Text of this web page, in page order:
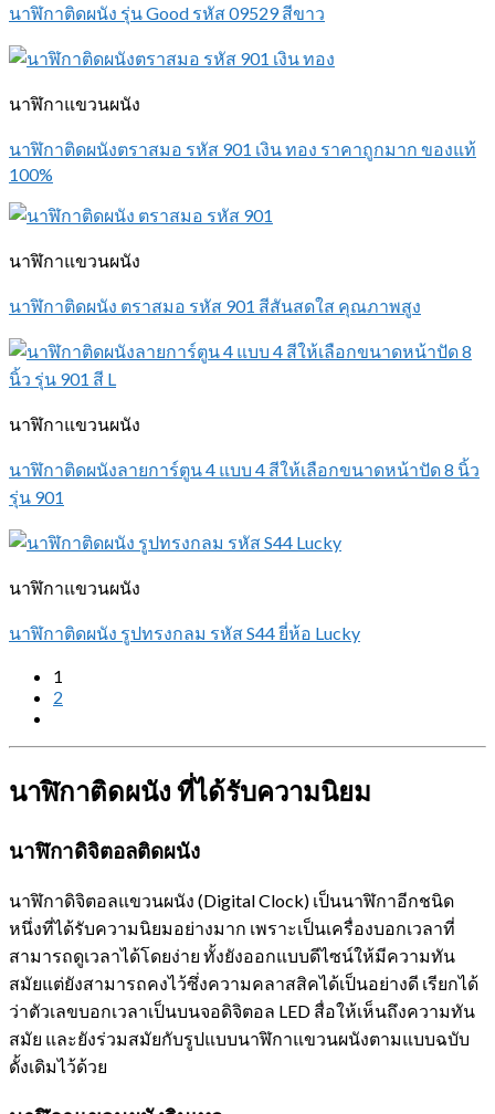
นาฬิกาติดผนัง รุ่น Good รหัส 09529 สีขาว
นาฬิกาแขวนผนัง
นาฬิกาติดผนังตราสมอ รหัส 901 เงิน ทอง ราคาถูกมาก ของแท้
100%
นาฬิกาแขวนผนัง
นาฬิกาติดผนัง ตราสมอ รหัส 901 สีสันสดใส คุณภาพสูง
นาฬิกาแขวนผนัง
นาฬิกาติดผนังลายการ์ตูน 4 แบบ 4 สีให้เลือกขนาดหน้าปัด 8 นิ้ว
รุ่น 901
นาฬิกาแขวนผนัง
นาฬิกาติดผนัง รูปทรงกลม รหัส S44 ยี่ห้อ Lucky
1
2
นาฬิกาติดผนัง ที่ได้รับความนิยม
นาฬิกาดิจิตอลติดผนัง
นาฬิกาดิจิตอลแขวนผนัง (Digital Clock) เป็นนาฬิกาอีกชนิด
หนึ่งที่ได้รับความนิยมอย่างมาก เพราะเป็นเครื่องบอกเวลาที่
สามารถดูเวลาได้โดยง่าย ทั้งยังออกแบบดีไซน์ให้มีความทัน
สมัยแต่ยังสามารถคงไว้ซึ่งความคลาสสิคได้เป็นอย่างดี เรียกได้
ว่าตัวเลขบอกเวลาเป็นบนจอดิจิตอล LED สื่อให้เห็นถึงความทัน
สมัย และยังร่วมสมัยกับรูปแบบนาฬิกาแขวนผนังตามแบบฉบับ
ดั้งเดิมไว้ด้วย